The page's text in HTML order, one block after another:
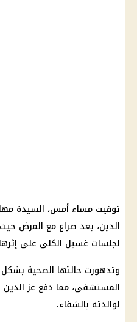
توفيت مساء أمس، السيدة
الدين، بعد صراع مع المرض
لجلسات غسيل الكلى على
وتدهورت حالتها الصحية
المستشفى، مما دفع عزالدين
لوالدته بالشفاء.